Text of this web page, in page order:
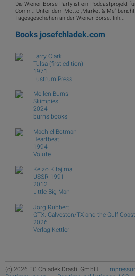
Die Wiener Börse Party ist ein Podcastprojekt
Comm.. Unter dem Motto „Market & Me“
Tagesgeschehen an der Wiener Börse. Inh...
Books josefchladek.com
Larry Clark
Tulsa (first edition)
1971
Lustrum Press
Mellen Burns
Skimpies
2024
burns books
Machiel Botman
Heartbeat
1994
Volute
Keizo Kitajima
USSR 1991
2012
Little Big Man
Jörg Rubbert
GTX. Galveston/TX and the Gulf Coast
2026
Verlag Kettler
(c) 2026 FC Chladek Drastil GmbH |